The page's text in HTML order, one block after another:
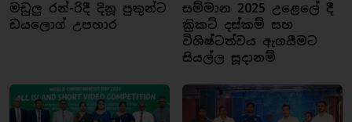
මඩුලු රන්-රිදී දිනූ පුතුන්ට
ඩයලොග් උපහාර
සම්මාන 2025 උළෙලේ දී
ක්‍රිකට් දස්කම් සහ
විශිෂ්ටත්වය ඇගයීමට
සියල්ල සූදානම්